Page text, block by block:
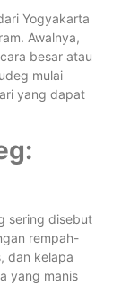
Yogyakarta
Awalnya,
besar atau
mulai
yang dapat
sering disebut
rempah-
dan kelapa
yang manis